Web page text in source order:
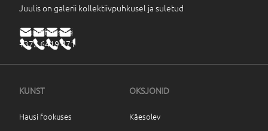
Juulis on galerii kollektiivpuhkusel ja suletud
haus@haus.ee
+372 6419 471
KUNST
Hausi fookuses
OKSJONID
Käesolev